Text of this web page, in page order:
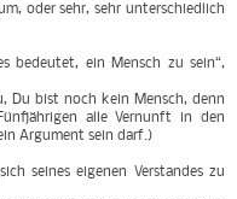
oder sehr, sehr unterschiedlich
bedeutet, ein Mensch zu sein“,
Du bist noch kein Mensch, denn
alle Vernunft in den
Argument sein darf.)
seines eigenen Verstandes zu